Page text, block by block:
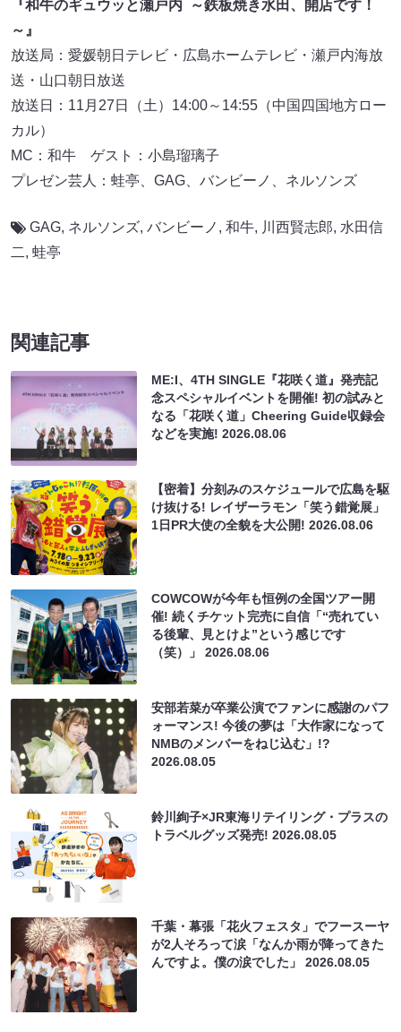
『和牛のギュウッと瀬戸内 ～鉄板焼き水田、開店です！
～』
放送局：愛媛朝日テレビ・広島ホームテレビ・瀬戸内海放
送・山口朝日放送
放送日：11月27日（土）14:00～14:55（中国四国地方ロー
カル）
MC：和牛 ゲスト：小島瑠璃子
プレゼン芸人：蛙亭、GAG、バンビーノ、ネルソンズ
GAG, ネルソンズ, バンビーノ , 和牛, 川西賢志郎, 水田信
二, 蛙亭
関連記事
ME:I、4TH SINGLE『花咲く道』発売記
念スペシャルイベントを開催! 初の試みと
なる「花咲く道」Cheering Guide収録会
などを実施!2026.08.06
【密着】分刻みのスケジュールで広島を駆
け抜ける! レイザーラモン「笑う錯覚展」
1日PR大使の全貌を大公開!2026.08.06
COWCOWが今年も恒例の全国ツアー開
催! 続くチケット完売に自信「“売れてい
る後輩、見とけよ”という感じです
（笑）」2026.08.06
安部若菜が卒業公演でファンに感謝のパフ
ォーマンス! 今後の夢は「大作家になって
NMBのメンバーをねじ込む」!?
2026.08.05
鈴川絢子×JR東海リテイリング・プラスの
トラベルグッズ発売!2026.08.05
千葉・幕張「花火フェスタ」でフースーヤ
が2人そろって涙「なんか雨が降ってきた
んですよ。僕の涙でした」2026.08.05